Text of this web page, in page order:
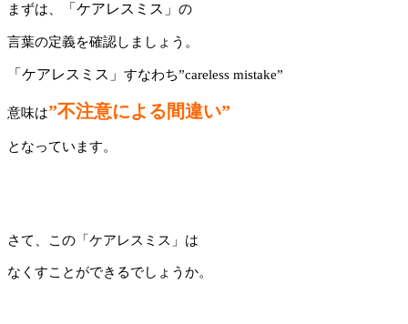
まずは、 「ケアレスミス」 の
言葉の定義を確認しましょう。
「ケアレスミス」 すなわち”careless mistake”
意味は”不注意による間違い”
となっています。
さて、この「ケアレスミス」は
なくすことができるでしょうか。